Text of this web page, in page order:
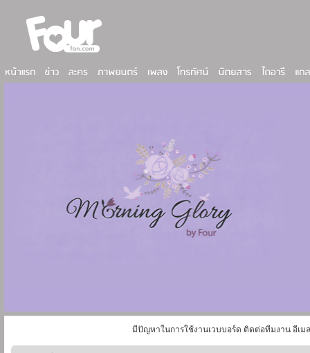
มีปัญหาในการใช้งานเวบบอร์ด ติดต่อทีมงาน อีเม